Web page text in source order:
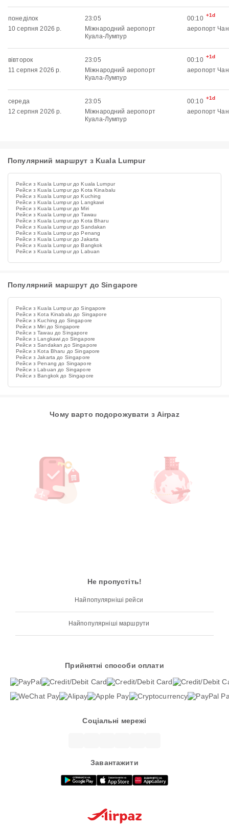
понеділок
10 серпня 2026 р.
23:05
Міжнародний аеропорт
Куала-Лумпур
00:10 +1d
аеропорт
вівторок
11 серпня 2026 р.
23:05
Міжнародний аеропорт
Куала-Лумпур
00:10 +1d
аеропорт
середа
12 серпня 2026 р.
23:05
Міжнародний аеропорт
Куала-Лумпур
00:10 +1d
аеропорт
Популярний маршрут з Kuala Lumpur
Рейси з Kuala Lumpur до Kuala Lumpur
Рейси з Kuala Lumpur до Kota Kinabalu
Рейси з Kuala Lumpur до Kuching
Рейси з Kuala Lumpur до Langkawi
Рейси з Kuala Lumpur до Miri
Рейси з Kuala Lumpur до Tawau
Рейси з Kuala Lumpur до Kota Bharu
Рейси з Kuala Lumpur до Sandakan
Рейси з Kuala Lumpur до Penang
Рейси з Kuala Lumpur до Jakarta
Рейси з Kuala Lumpur до Bangkok
Рейси з Kuala Lumpur до Labuan
Популярний маршрут до Singapore
Рейси з Kuala Lumpur до Singapore
Рейси з Kota Kinabalu до Singapore
Рейси з Kuching до Singapore
Рейси з Miri до Singapore
Рейси з Tawau до Singapore
Рейси з Langkawi до Singapore
Рейси з Sandakan до Singapore
Рейси з Kota Bharu до Singapore
Рейси з Jakarta до Singapore
Рейси з Penang до Singapore
Рейси з Labuan до Singapore
Рейси з Bangkok до Singapore
Чому варто подорожувати з Airpaz
Не пропустіть!
Найпопулярніші рейси
Найпопулярніші маршрути
Прийнятні способи оплати
Соціальні мережі
Завантажити